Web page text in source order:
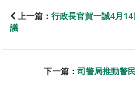
上一篇： 行政長官賀一誠4月
議
下一篇： 司警局推動警